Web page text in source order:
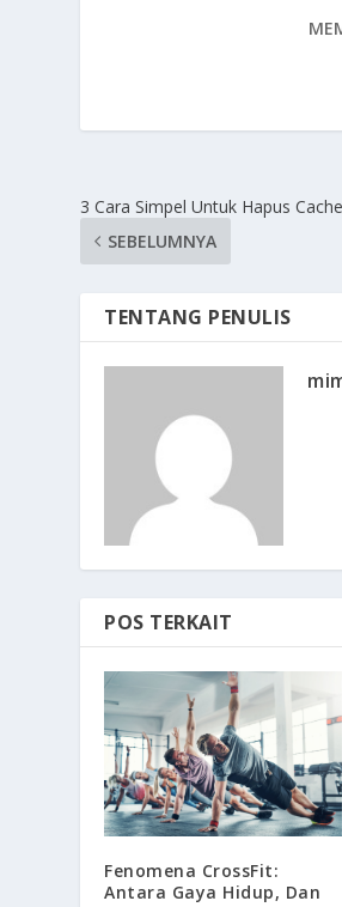
3 Cara Simpel Untuk Hapus
SEBELUMNYA
TENTANG PENULIS
POS TERKAIT
Fenomena CrossFit:
Antara Gaya Hidup, Dan